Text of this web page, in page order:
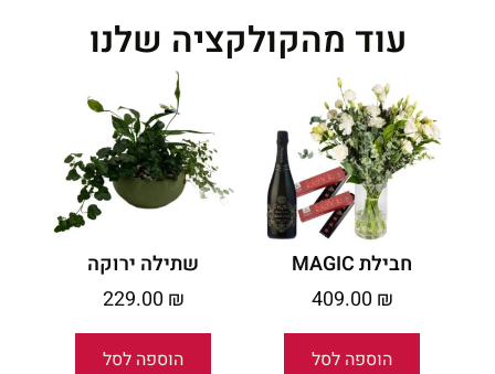
עוד מהקולקציה שלנו
חבילת MAGIC
409.00 ₪
הוספה לסל
שתילה ירוקה
229.00 ₪
הוספה לסל